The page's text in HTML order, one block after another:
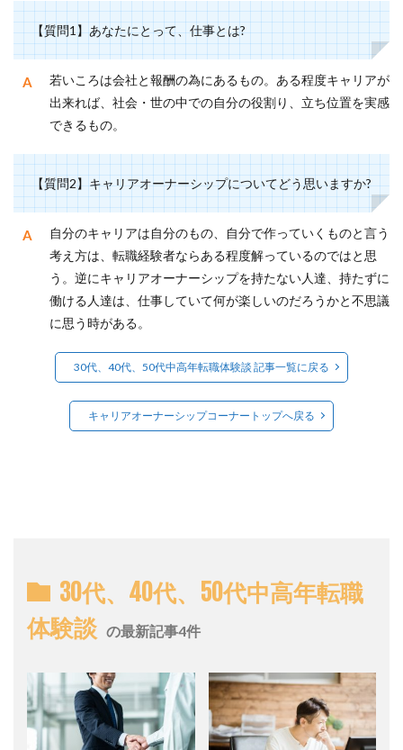
【質問1】あなたにとって、仕事とは?
若いころは会社と報酬の為にあるもの。ある程度キャリアが
出来れば、社会・世の中での自分の役割り、立ち位置を実感
できるもの。
【質問2】キャリアオーナーシップについてどう思いますか?
自分のキャリアは自分のもの、自分で作っていくものと言う
考え方は、転職経験者ならある程度解っているのではと思
う。逆にキャリアオーナーシップを持たない人達、持たずに
働ける人達は、仕事していて何が楽しいのだろうかと不思議
に思う時がある。
30代、40代、50代中高年転職体験談 記事一覧に戻る
キャリアオーナーシップコーナートップへ戻る
30代、40代、50代中高年転職
体験談 の最新記事4件